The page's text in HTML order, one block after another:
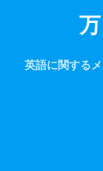
英語に関する